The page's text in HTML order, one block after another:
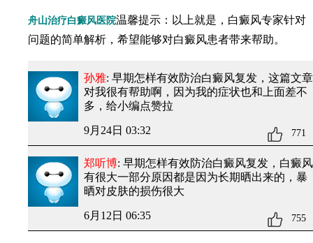
舟山治疗白癜风医院温馨提示：以上就是，白癜风专家针对
问题的简单解析，希望能够对白癜风患者带来帮助。
孙雅: 早期怎样有效防治白癜风复发，这篇文章
对我很有帮助啊，因为我的症状也和上面差不
多，给小编点赞拉
9月24日 03:32 771
郑听博: 早期怎样有效防治白癜风复发，白癜风
有很大一部分原因都是因为长期晒出来的，暴
晒对皮肤的损伤很大
6月12日 06:35 755